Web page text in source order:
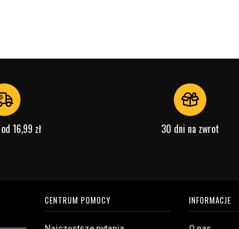
16,99 zł 30 dni na zwrot
CENTRUM POMOCY INFORMACJE